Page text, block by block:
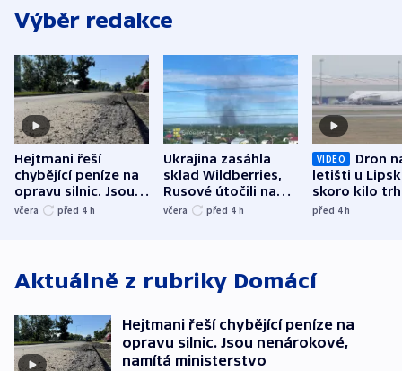
Výběr redakce
Hejtmani řeší
chybějící peníze na
opravu silnic. Jsou
nenárokové, namítá
včera před 4 h
Ukrajina zasáhla
sklad Wildberries,
Rusové útočili na
trh, hasiče či
včera před 4 h
VIDEO
Dron
letišti u
skoro kilo
indicie
před 4h
Aktuálně z rubriky Domácí
Hejtmani řeší chybějící peníze na
opravu silnic. Jsou nenárokové,
namítá ministerstvo